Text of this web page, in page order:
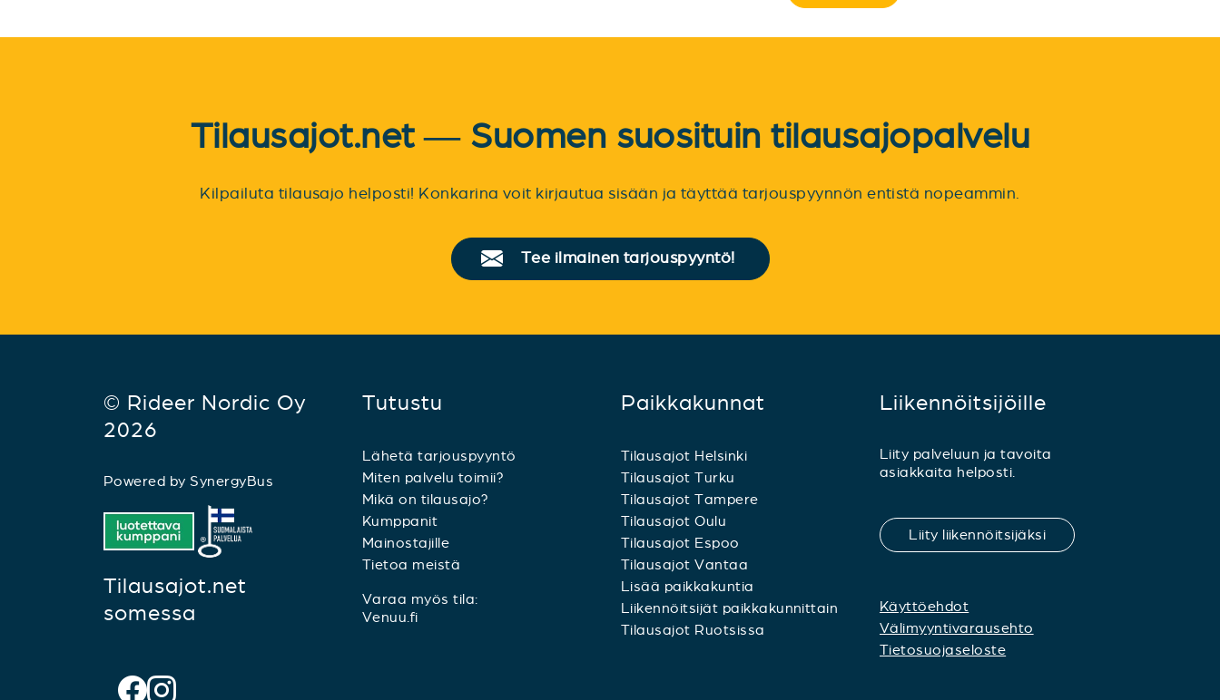
Tilausajot.net — Suomen suosituin tilausajopalvelu
Kilpailuta tilausajo helposti! Konkarina voit kirjautua sisään ja täyttää tarjouspyynnön entistä nopeammin.
Tee ilmainen tarjouspyyntö!
© Rideer Nordic Oy
2026
Powered by SynergyBus
Tilausajot.net
somessa
Tutustu
Lähetä tarjouspyyntö
Miten palvelu toimii?
Mikä on tilausajo?
Kumppanit
Mainostajille
Tietoa meistä
Varaa myös tila:
Venuu.fi
Paikkakunnat
Tilausajot Helsinki
Tilausajot Turku
Tilausajot Tampere
Tilausajot Oulu
Tilausajot Espoo
Tilausajot Vantaa
Lisää paikkakuntia
Liikennöitsijät paikkakunnittain
Tilausajot Ruotsissa
Liikennöitsijöille
Liity palveluun ja tavoita
asiakkaita helposti.
Liity liikennöitsijäksi
Käyttöehdot
Välimyyntivarausehto
Tietosuojaseloste